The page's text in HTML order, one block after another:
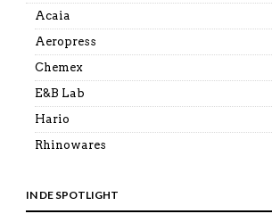
Acaia
Aeropress
Chemex
E&B Lab
Hario
Rhinowares
IN DE SPOTLIGHT